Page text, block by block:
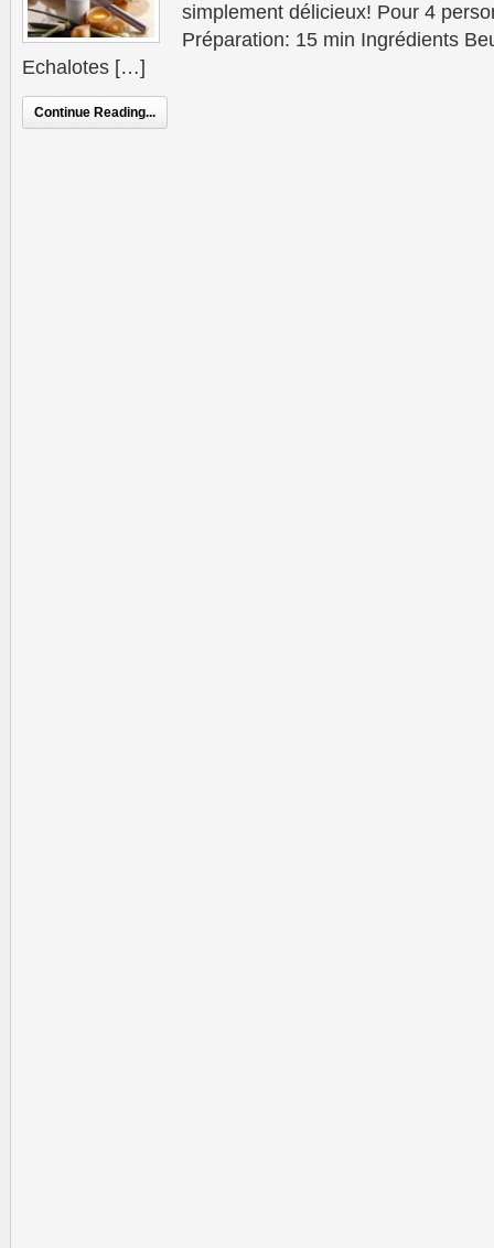
simplement délicieux! Pour 4
Préparation: 15 min Ingrédients
Echalotes […]
Continue Reading...